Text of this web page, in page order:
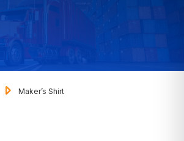
Maker’s Shirt